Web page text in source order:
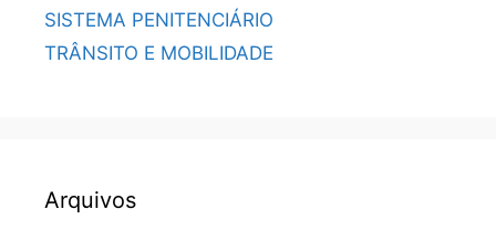
SISTEMA PENITENCIÁRIO
TRÂNSITO E MOBILIDADE
Arquivos